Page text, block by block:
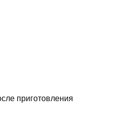
приготовления